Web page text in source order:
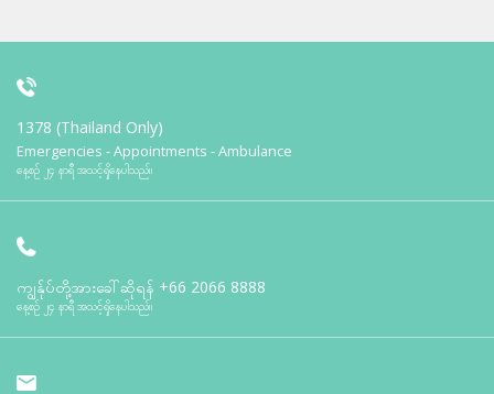
1378 (Thailand Only)
Emergencies - Appointments - Ambulance
နေ့စဉ် ၂၄ နာရီ အသင့်ရှိနေပါသည်။
ကျွန်ုပ်တို့အားခေါ်ဆိုရန် +66 2066 8888
နေ့စဉ် ၂၄ နာရီ အသင့်ရှိနေပါသည်။